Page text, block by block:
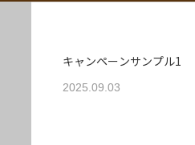
キャンペーンサンプル1
2025.09.03